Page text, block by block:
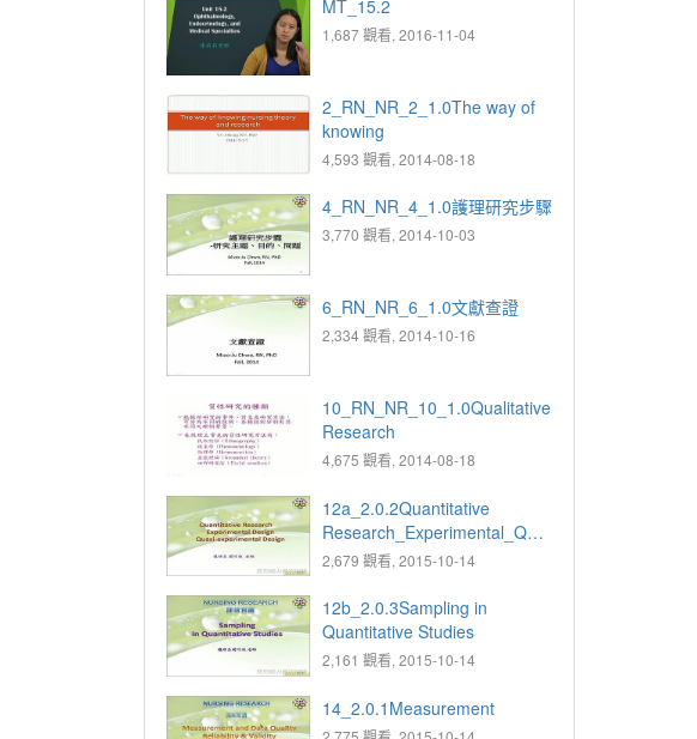
MT_15.2
1,687 觀看, 2016-11-04
2_RN_NR_2_1.0The way of
knowing
4,593 觀看, 2014-08-18
4_RN_NR_4_1.0護理研究步驟
3,770 觀看, 2014-10-03
6_RN_NR_6_1.0文獻查證
2,334 觀看, 2014-10-16
10_RN_NR_10_1.0Qualitative
Research
4,675 觀看, 2014-08-18
12a_2.0.2Quantitative
Research_Experimental_Qua
si-experimental Design
2,679 觀看, 2015-10-14
12b_2.0.3Sampling in
Quantitative Studies
2,161 觀看, 2015-10-14
14_2.0.1Measurement